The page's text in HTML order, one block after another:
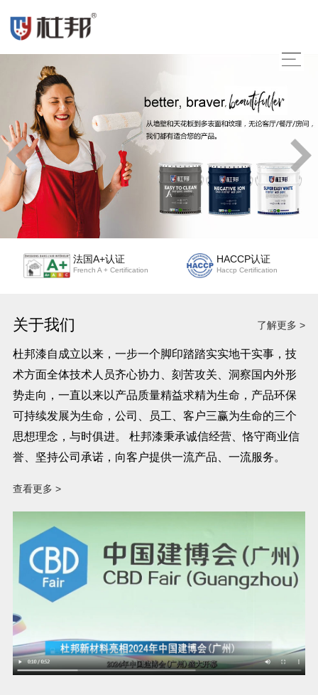
法国A+认证
French A + Certification
HACCP认证
Haccp Certification
关于我们 了解更多 >
杜邦漆自成立以来，一步一个脚印踏踏实实地干实事，技
术方面全体技术人员齐心协力、刻苦攻关、洞察国内外形
势走向，一直以来以产品质量精益求精为生命，产品环保
可持续发展为生命，公司、员工、客户三赢为生命的三个
思想理念，与时俱进。 杜邦漆秉承诚信经营、恪守商业信
誉、坚持公司承诺，向客户提供一流产品、一流服务。
查看更多 >